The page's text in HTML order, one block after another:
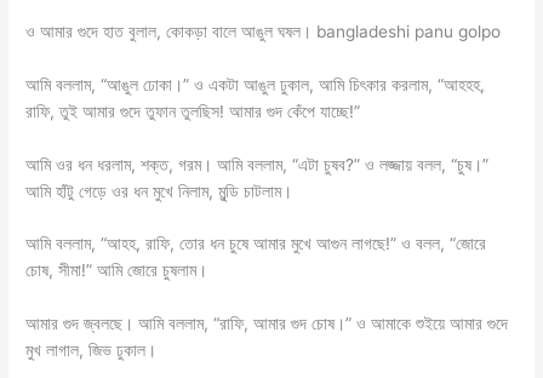
ও আমার গুদে হাত বুলাল, কোকড়া বালে আঙুল ঘষল। bangladeshi panu golpo
আমি বললাম, “আঙুল ঢোকা।” ও একটা আঙুল ঢুকাল, আমি চিৎকার করলাম, “আহহহ,
রাফি, তুই আমার গুদে তুফান তুলছিস! আমার গুদ কেঁপে যাচ্ছে!”
আমি ওর ধন ধরলাম, শক্ত, গরম। আমি বললাম, “এটা চুষব?” ও লজ্জায় বলল, “চুষ।”
আমি হাঁটু গেড়ে ওর ধন মুখে নিলাম, মুন্ডি চাটলাম।
আমি বললাম, “আহহ, রাফি, তোর ধন চুষে আমার মুখে আগুন লাগছে!” ও বলল, “জোরে
চোষ, সীমা!” আমি জোরে চুষলাম।
আমার গুদ জ্বলছে। আমি বললাম, “রাফি, আমার গুদ চোষ।” ও আমাকে শুইয়ে আমার গুদে
মুখ লাগাল, জিভ ঢুকাল।